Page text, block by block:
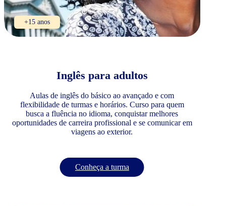
+15 anos
Inglês para adultos
Aulas de inglês do básico ao avançado e com
flexibilidade de turmas e horários. Curso para quem
busca a fluência no idioma, conquistar melhores
oportunidades de carreira profissional e se comunicar em
viagens ao exterior.
Conheça a turma